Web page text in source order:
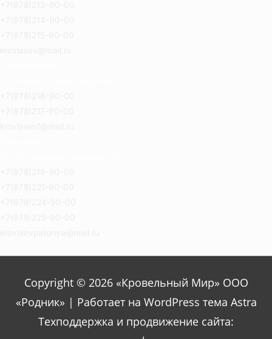
Copyright © 2026 «Кровельный Мир» ООО
«Родник» | Работает на WordPress тема Astra
Техподдержка и продвижение сайта: